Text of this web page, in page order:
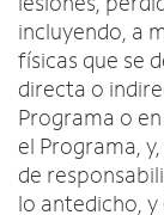
incluyendo, a
físicas que se
directa o
Programa o
el Programa,
de
lo antedicho, y